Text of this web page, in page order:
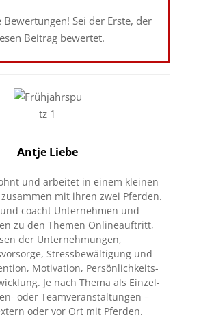
Bewertungen! Sei der Erste, der
Beitrag bewertet.
Antje Liebe
und arbeitet in einem kleinen
mit ihren zwei Pferden.
coacht Unternehmen und
zu den Themen Onlineauftritt,
der Unternehmungen,
Stressbewältigung und
Motivation, Persönlichkeits-
Je nach Thema als Einzel-
oder Teamveranstaltungen –
oder vor Ort mit Pferden.